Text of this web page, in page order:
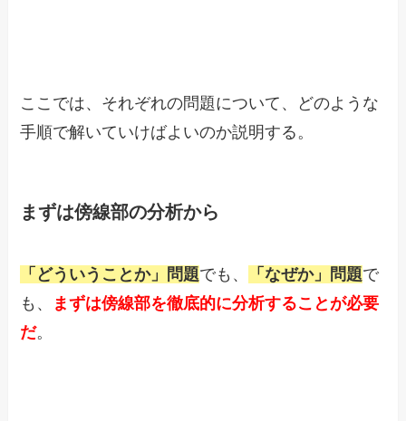
ここでは、それぞれの問題について、どのような
手順で解いていけばよいのか説明する。
まずは傍線部の分析から
「どういうことか」問題でも、 「なぜか」問題で
も、
まずは傍線部を徹底的に分析することが必要
だ。